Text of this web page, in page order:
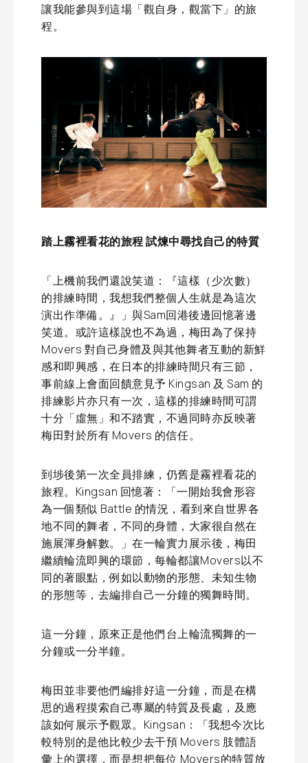
讓我能參與到這場「觀自身，觀當下」的旅
程。
踏上霧裡看花的旅程 試煉中尋找自己的特質
「上機前我們還說笑道：『這樣（少次數）
的排練時間，我想我們整個人生就是為這次
演出作準備。』」與Sam回港後邊回憶著邊
笑道。或許這樣說也不為過，梅田為了保持
Movers 對自己身體及與其他舞者互動的新鮮
感和即興感，在日本的排練時間只有三節，
事前線上會面回饋意見予 Kingsan 及 Sam 的
排練影片亦只有一次，這樣的排練時間可謂
十分「虛無」和不踏實，不過同時亦反映著
梅田對於所有 Movers 的信任。
到埗後第一次全員排練，仍舊是霧裡看花的
旅程。Kingsan 回憶著：「一開始我會形容
為一個類似 Battle 的情況，看到來自世界各
地不同的舞者，不同的身體，大家很自然在
施展渾身解數。」在一輪實力展示後，梅田
繼續輪流即興的環節，每輪都讓Movers以不
同的著眼點，例如以動物的形態、未知生物
的形態等，去編排自己一分鐘的獨舞時間。
這一分鐘，原來正是他們台上輪流獨舞的一
分鐘或一分半鐘。
梅田並非要他們編排好這一分鐘，而是在構
思的過程摸索自己專屬的特質及長處，及應
該如何展示予觀眾。Kingsan：「我想今次比
較特別的是他比較少去干預 Movers 肢體語
彙上的選擇，而是想把每位 Movers的特質放